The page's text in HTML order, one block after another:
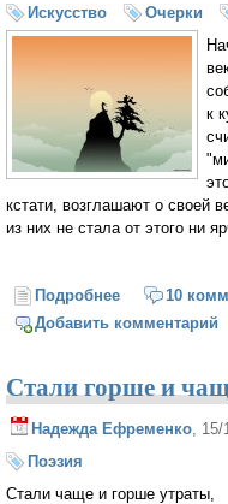
Искусство
Очерки
к
кстати, возглашают о своей
из них не стала от этого ни
Подробнее о Ищут ли
10
Добавить комментарий
Стали горше и
Надежда Ефременко, 15/
Поэзия
Стали чаще и горше утраты,